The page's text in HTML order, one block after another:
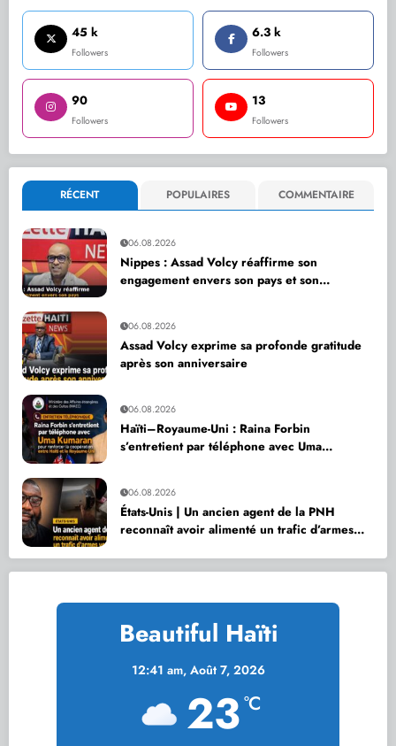
45 k
Followers
6.3 k
Followers
90
Followers
13
Followers
RÉCENT POPULAIRES COMMENTAIRE
06.08.2026
Nippes : Assad Volcy réaffirme son
engagement envers son pays et son
06.08.2026
Assad Volcy exprime sa profonde gratitude
après son anniversaire
06.08.2026
Haïti–Royaume-Uni : Raina Forbin
s’entretient par téléphone avec Uma
06.08.2026
États-Unis | Un ancien agent de la PNH
reconnaît avoir alimenté un trafic d’armes
Beautiful Haïti
12:41 am, Août 7, 2026
23°C